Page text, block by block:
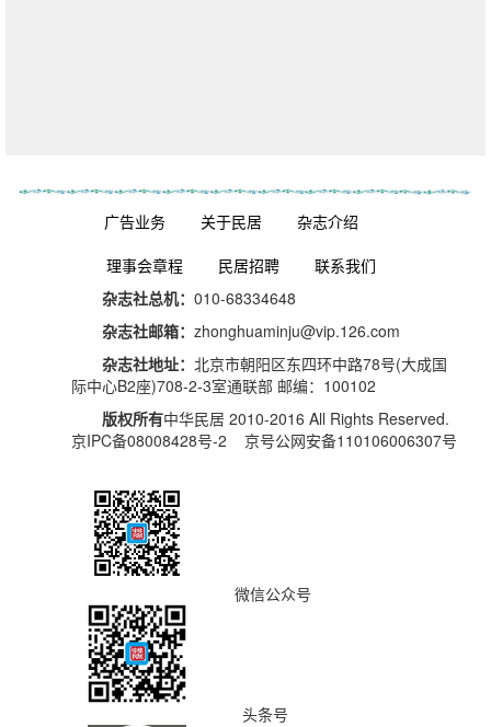
广告业务 关于民居
杂志介绍
理事会章程
民居招聘
联系我们
杂志社总机： 010-68334648
杂志社邮箱： zhonghuaminju@vip.126.com
杂志社地址： 北京市朝阳区东四环中路78号(大成国
际中心B2座)708-2-3室通联部 邮编：100102
版权所有中华民居 2010-2016 All Rights Reserved.
京IPC备08008428号-2 京号公网安备110106006307号
微信公众号
头条号